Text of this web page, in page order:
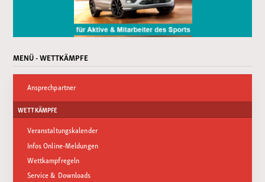
MENÜ - WETTKÄMPFE
Ansprechpartner
WETTKÄMPFE
Veranstaltungskalender
Infos Online-Meldungen
Wettkampfregeln
Service & Downloads